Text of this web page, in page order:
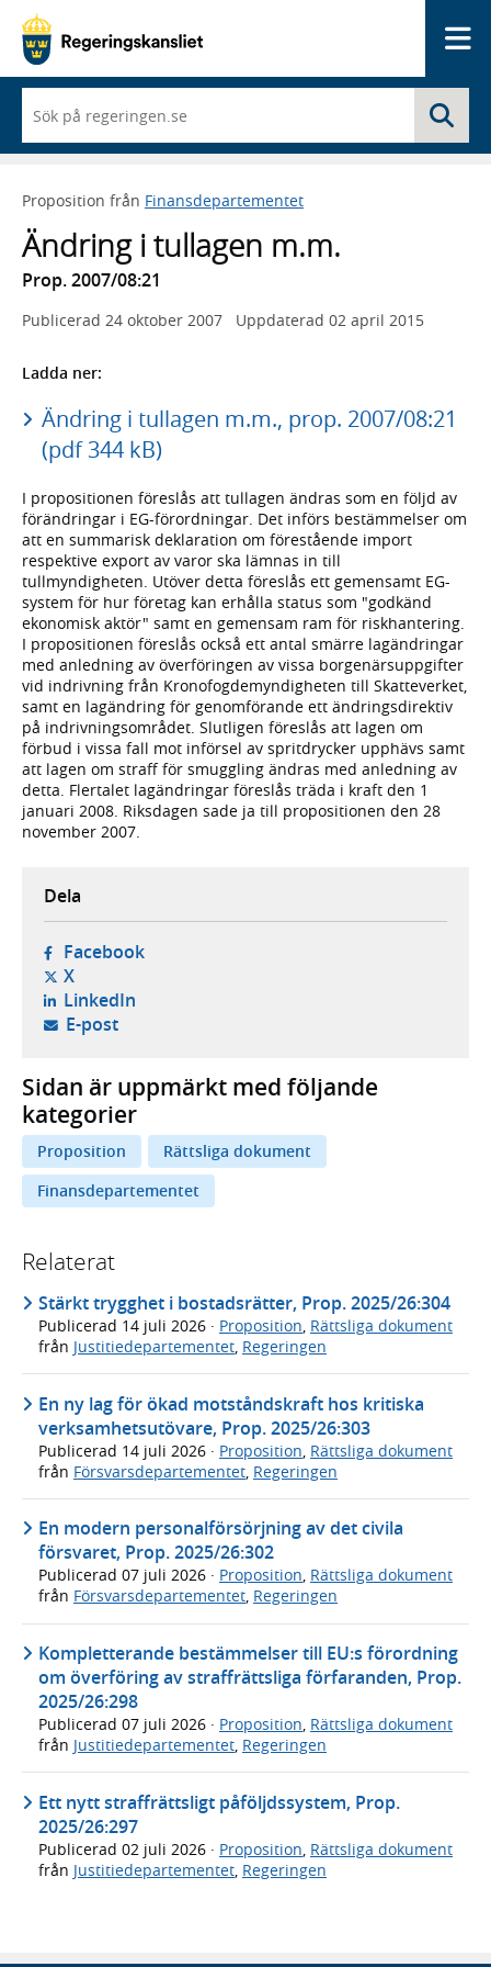
du
börjar
skriva
framträder
en
lista
med
sökförslag
Proposition från Finansdepartementet
Ändring i tullagen m.m.
Prop. 2007/08:21
Publicerad 24 oktober 2007 Uppdaterad 02 april 2015
Ladda ner:
Ändring i tullagen m.m., prop. 2007/08:21
(pdf 344 kB)
I propositionen föreslås att tullagen ändras som en följd av
förändringar i EG-förordningar. Det införs bestämmelser om
att en summarisk deklaration om förestående import
respektive export av varor ska lämnas in till
tullmyndigheten. Utöver detta föreslås ett gemensamt EG-
system för hur företag kan erhålla status som "godkänd
ekonomisk aktör" samt en gemensam ram för riskhantering.
I propositionen föreslås också ett antal smärre lagändringar
med anledning av överföringen av vissa borgenärsuppgifter
vid indrivning från Kronofogdemyndigheten till Skatteverket,
samt en lagändring för genomförande ett ändringsdirektiv
på indrivningsområdet. Slutligen föreslås att lagen om
förbud i vissa fall mot införsel av spritdrycker upphävs samt
att lagen om straff för smuggling ändras med anledning av
detta. Flertalet lagändringar föreslås träda i kraft den 1
januari 2008. Riksdagen sade ja till propositionen den 28
november 2007.
Dela
Facebook- öppnas i ny flik, extern webbplats,
X- öppnas i ny flik, extern webbplats,
LinkedIn- öppnas i ny flik, extern webbplats,
E-post- öppnar din e-postklient,
Sidan är uppmärkt med följande
kategorier
Proposition
Rättsliga dokument
Finansdepartementet
Relaterat
Stärkt trygghet i bostadsrätter, Prop. 2025/26:304
Publicerad 14 juli 2026 · Proposition, Rättsliga dokument
från Justitiedepartementet, Regeringen
En ny lag för ökad motståndskraft hos kritiska
verksamhetsutövare, Prop. 2025/26:303
Publicerad 14 juli 2026 · Proposition Rättsliga dokument
från Försvarsdepartementet Regeringen
En modern personalförsörjning av det civila
försvaret, Prop. 2025/26:302
Publicerad 07 juli 2026 · Proposition, Rättsliga dokument
från Försvarsdepartementet, Regeringen
Kompletterande bestämmelser till EU:s förordning
om överföring av straffrättsliga förfaranden, Prop.
2025/26:298
Publicerad 07 juli 2026 · Proposition, Rättsliga dokument
från Justitiedepartementet, Regeringen
Ett nytt straffrättsligt påföljdssystem, Prop.
2025/26:297
Publicerad 02 juli 2026 · Proposition Rättsliga dokument
från Justitiedepartementet Regeringen